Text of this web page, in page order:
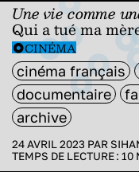
Une vie comme
Qui a tué ma
CINÉMA
cinéma français
documentaire
archive
24 AVRIL 2023 PAR
TEMPS DE LECTURE : 10